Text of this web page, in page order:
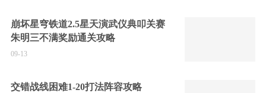
崩坏星穹铁道2.5星天演武仪典叩关赛
朱明三不满奖励通关攻略
09-13
交错战线困难1-20打法阵容攻略